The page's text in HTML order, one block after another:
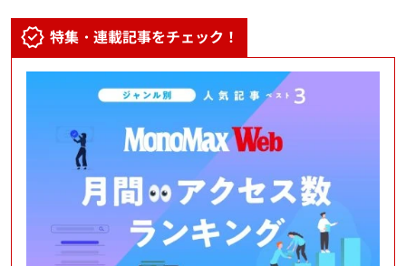
特集・連載記事をチェック！